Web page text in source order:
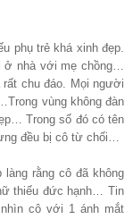
phụ trẻ khá xinh đẹp.
ở nhà với mẹ chồng…
rất chu đáo. Mọi người
vùng không đàn
Trong số đó có tên
đều bị cô từ chối…
làng rằng cô đã không
thiếu đức hạnh… Tin
cô với 1 ánh mắt